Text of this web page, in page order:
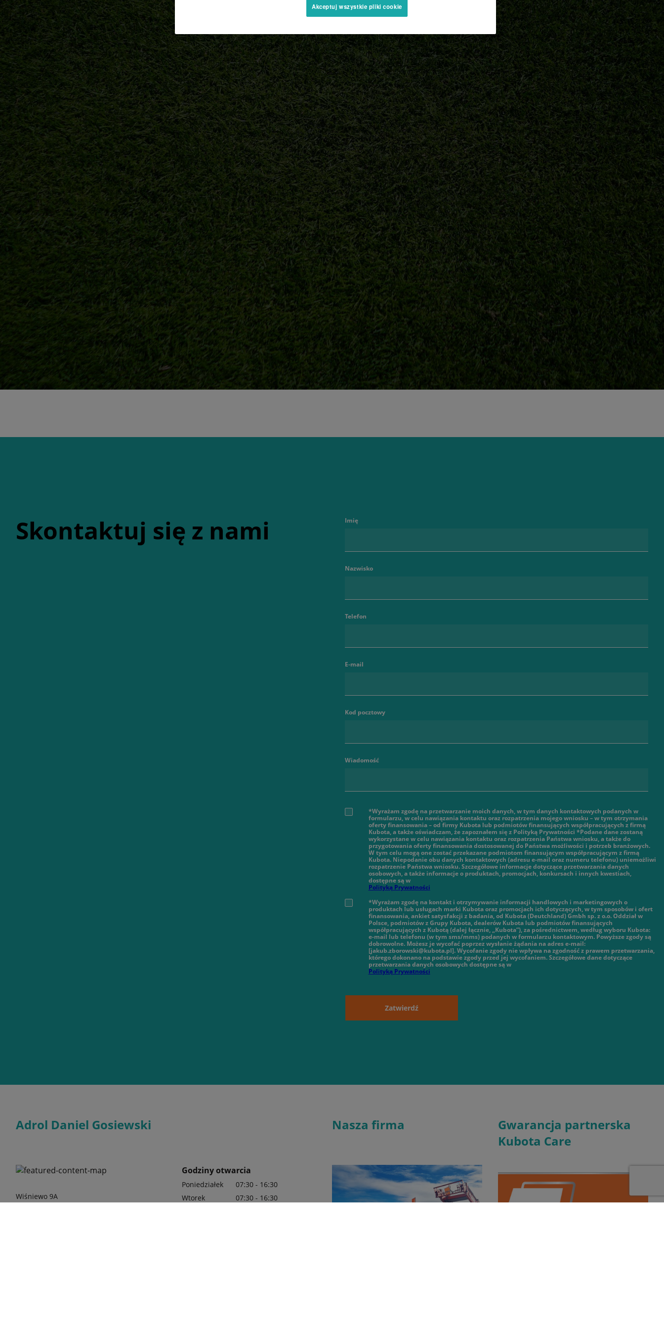
Skontaktuj się z nami Imię
Nazwisko
Telefon
E-mail
Kod pocztowy
Wiadomość
*Wyrażam zgodę na przetwarzanie moich danych, w tym danych kontaktowych podanych w
formularzu, w celu nawiązania kontaktu oraz rozpatrzenia mojego wniosku – w tym otrzymania
oferty finansowania – od firmy Kubota lub podmiotów finansujących współpracujących z firmą
Kubota, a także oświadczam, że zapoznałem się z Polityką Prywatności *Podane dane zostaną
wykorzystane w celu nawiązania kontaktu oraz rozpatrzenia Państwa wniosku, a także do
przygotowania oferty finansowania dostosowanej do Państwa możliwości i potrzeb branżowych.
W tym celu mogą one zostać przekazane podmiotom finansującym współpracującym z firmą
Kubota. Niepodanie obu danych kontaktowych (adresu e-mail oraz numeru telefonu) uniemożliwi
rozpatrzenie Państwa wniosku. Szczegółowe informacje dotyczące przetwarzania danych
osobowych, a także informacje o produktach, promocjach, konkursach i innych kwestiach,
dostępne są w
Polityką Prywatności
*Wyrażam zgodę na kontakt i otrzymywanie informacji handlowych i marketingowych o
produktach lub usługach marki Kubota oraz promocjach ich dotyczących, w tym sposobów i ofert
finansowania, ankiet satysfakcji z badania, od Kubota (Deutchland) Gmbh sp. z o.o. Oddział w
Polsce, podmiotów z Grupy Kubota, dealerów Kubota lub podmiotów finansujących
współpracujących z Kubotą (dalej łącznie, „Kubota”), za pośrednictwem, według wyboru Kubota:
e-mail lub telefonu (w tym sms/mms) podanych w formularzu kontaktowym. Powyższe zgody są
dobrowolne. Możesz je wycofać poprzez wysłanie żądania na adres e-mail:
[jakub.zborowski@kubota.pl]. Wycofanie zgody nie wpływa na zgodność z prawem przetwarzania,
którego dokonano na podstawie zgody przed jej wycofaniem. Szczegółowe dane dotyczące
przetwarzania danych osobowych dostępne są w
Polityką Prywatności
Zatwierdź
Adrol Daniel Gosiewski
Wiśniewo 9A
18-300 Zambrów, woj. podlaskie &#32;
Godziny otwarcia
Poniedziałek
07:30 - 16:30
Wtorek
07:30 - 16:30
Nasza firma
Gwarancja partnerska
Kubota Care
Akceptuj wszystkie pliki cookie